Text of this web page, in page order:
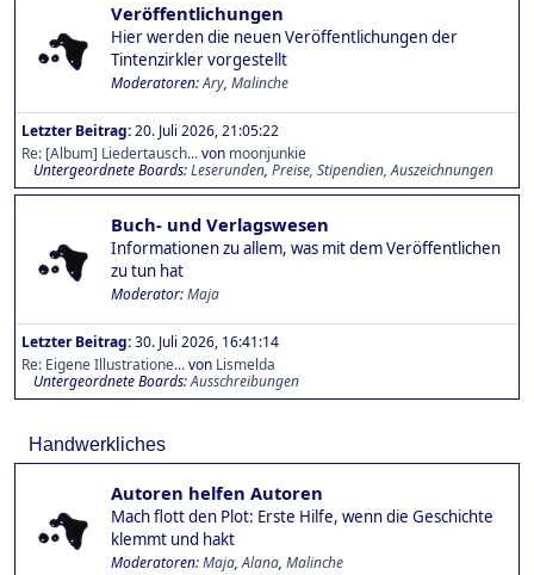
Veröffentlichungen
Hier werden die neuen Veröffentlichungen der
Tintenzirkler vorgestellt
Moderatoren:Ary, Malinche
Letzter Beitrag:20. Juli 2026, 21:05:22
Re: [Album] Liedertausch...von moonjunkie
Untergeordnete Boards Leserunden Preise, Stipendien, Auszeichnungen
Buch- und Verlagswesen
Informationen zu allem, was mit dem Veröffentlichen
zu tun hat
Moderator:Maja
Letzter Beitrag:30. Juli 2026, 16:41:14
Re: Eigene Illustratione...von Lismelda
Untergeordnete Boards Ausschreibungen
Handwerkliches
Autoren helfen Autoren
Mach flott den Plot: Erste Hilfe, wenn die Geschichte
klemmt und hakt
Moderatoren:Maja,Alana, Malinche